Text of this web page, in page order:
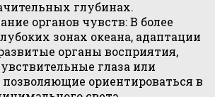
глубинах.
органов чувств: В более
зонах океана, адаптации
органы восприятия,
глаза или
ориентироваться в